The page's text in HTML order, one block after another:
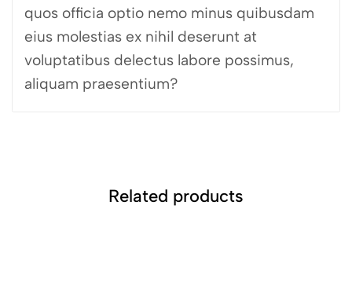
quos officia optio nemo minus quibusdam
eius molestias ex nihil deserunt at
voluptatibus delectus labore possimus,
aliquam praesentium?
Related products